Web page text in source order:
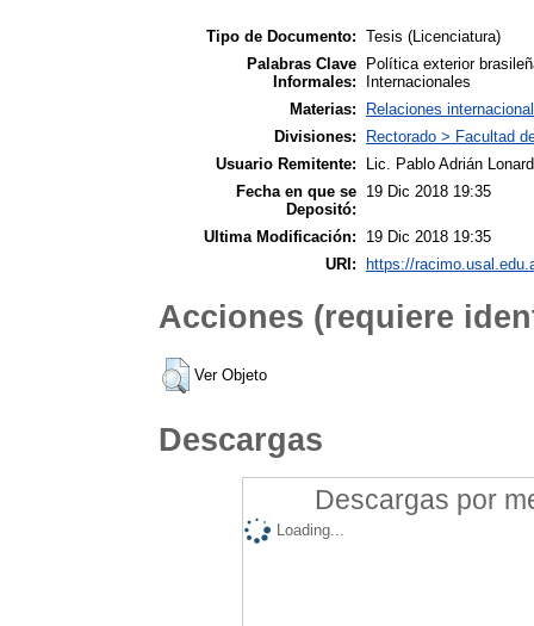
Tipo de Documento: Tesis (Licenciatura)
Palabras Clave
Informales:
Política exterior
Internacionales
Materias:
Relaciones
Divisiones:
Rectorado > Facultad
Usuario Remitente:
Lic. Pablo Adrián
Fecha en que se
Depositó:
19 Dic 2018 19:35
Ultima Modificación:
19 Dic 2018 19:35
URI:
https://
Acciones (requiere
Ver Objeto
Descargas
Descargas por
Loading...